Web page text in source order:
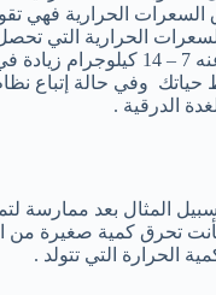
السعرات الحرارية فهي
الحرارية التي
وجدت بأن الأشخاص الذين يعانوا من
وفي حالة إتباع
الدرقية .
المثال بعد ممارسة
تحرق كمية صغيرة من
الحرارة التي تتولد .